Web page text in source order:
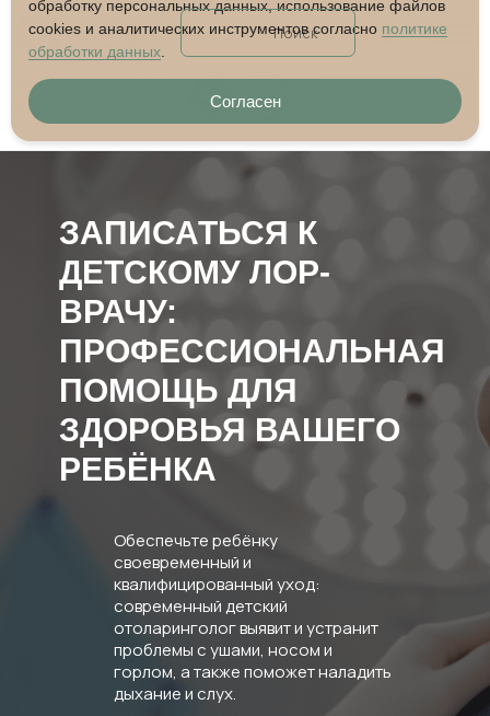
Записаться
online-чат
для звонков по России
8-800-200-67-35
+7 (843) 254-47-37
обработку персональных данных, использование файлов
cookies и аналитических инструментов согласно политике
обработки данных
Согласен
ЗАПИСАТЬСЯ К
ДЕТСКОМУ ЛОР-
ВРАЧУ:
ПРОФЕССИОНАЛЬНАЯ
ПОМОЩЬ ДЛЯ
ЗДОРОВЬЯ ВАШЕГО
РЕБЁНКА
Обеспечьте ребёнку
своевременный и
квалифицированный уход:
современный детский
отоларинголог выявит и устранит
проблемы с ушами, носом и
горлом, а также поможет наладить
дыхание и слух.